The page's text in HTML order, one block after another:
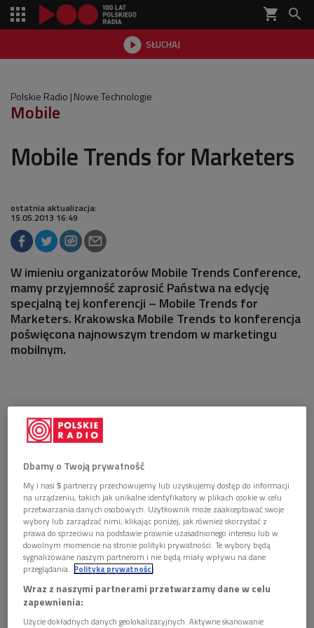
shopping_cart 
 SŁUCHAJ

Polskie Radio Nowe Technologie
Mobile
Mobile Trends for Marketers
ostatnia aktualizacja:
15.05.2013 16:49
W imieniu organizatorów Mobile Trends Conference,
mamy przyjemność zaprosić Państwa na edycję
specjalną tej konferencji – Mobile Trends for
Marketers. Krakowska Mobile Trends to konferencja
poświęcona najnowszym trendom w marketingu
mobilnym.
Dbamy o Twoją prywatność
My i nasi5 partnerzy przechowujemy lub uzyskujemy dostęp do informacji
na urządzeniu, takich jak unikalne identyfikatory w plikach cookie w celu
przetwarzania danych osobowych. Użytkownik może zaakceptować swoje
wybory lub zarządzać nimi, klikając poniżej, jak również skorzystać z
prawa do sprzeciwu na podstawie prawnie uzasadnionego interesu lub w
dowolnym momencie na stronie polityki prywatności. Te wybory będą
sygnalizowane naszym partnerom i nie będą miały wpływu na dane
przeglądania. Polityka prywatności
Wraz z naszymi partnerami przetwarzamy dane w celu
zapewnienia:
Użycie dokładnych danych geolokalizacyjnych. Aktywne skanowanie